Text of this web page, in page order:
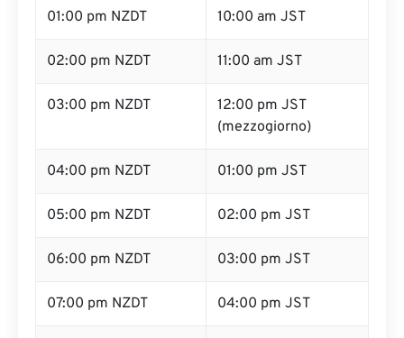
01:00 pm NZDT 10:00 am JST
02:00 pm NZDT 11:00 am JST
03:00 pm NZDT
12:00 pm JST
(mezzogiorno)
04:00 pm NZDT 01:00 pm JST
05:00 pm NZDT 02:00 pm JST
06:00 pm NZDT 03:00 pm JST
07:00 pm NZDT 04:00 pm JST